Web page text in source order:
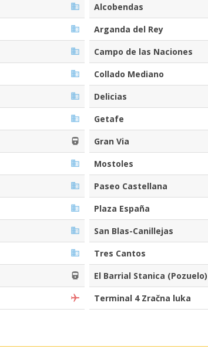
Alcobendas
Arganda del Rey
Campo de las Naciones
Collado Mediano
Delicias
Getafe
Gran Via
Mostoles
Paseo Castellana
Plaza España
San Blas-Canillejas
Tres Cantos
El Barrial Stanica
Terminal 4 Zračna luka